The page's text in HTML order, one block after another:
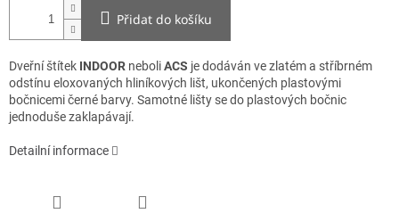
Přidat do košíku
Dveřní štítek INDOOR neboliACS je dodáván ve zlatém a stříbrném
odstínu eloxovaných hliníkových lišt, ukončených plastovými
bočnicemi černé barvy. Samotné lišty se do plastových bočnic
jednoduše zaklapávají.
Detailní informace